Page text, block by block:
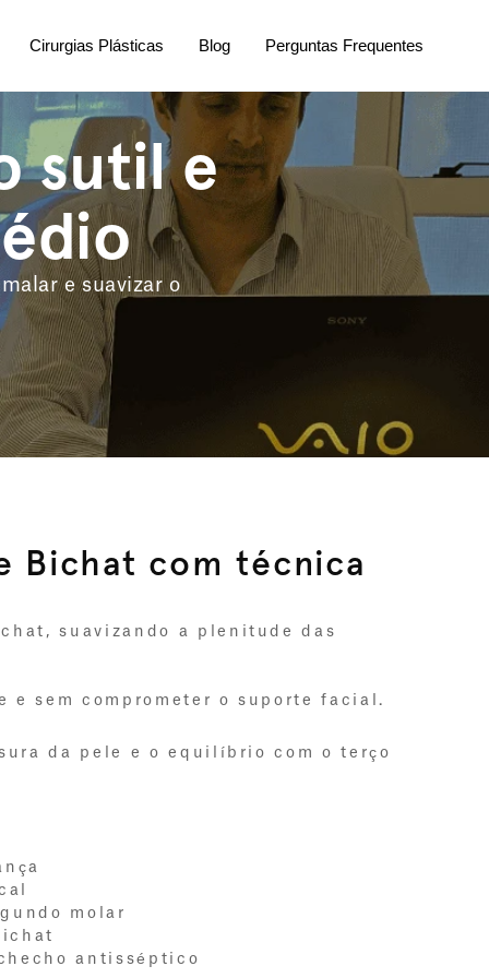
Cirurgias Plásticas Blog Perguntas Frequentes
sutil e
e suavizar o
Bichat com técnica
suavizando a plenitude das
sem comprometer o suporte facial.
da pele e o equilíbrio com o terço
molar
antisséptico